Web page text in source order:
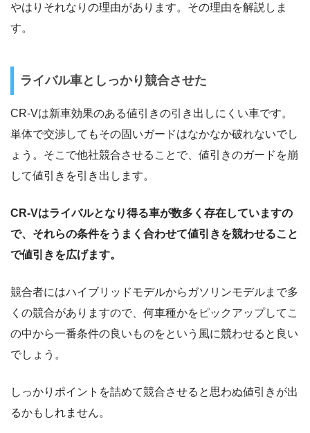
やはりそれなりの理由があります。その理由を解説しま
す。
ライバル車としっかり競合させた
CR-Vは新車効果のある値引きの引き出しにくい車です。
単体で交渉してもその固いガードはなかなか破れないでし
ょう。そこで他社競合させることで、値引きのガードを崩
して値引きを引き出します。
CR-Vはライバルとなり得る車が数多く存在していますの
で、それらの条件をうまく合わせて値引きを競わせること
で値引きを広げます。
競合者にはハイブリッドモデルからガソリンモデルまで多
くの競合がありますので、何車種かをピックアップしてこ
の中から一番条件の良いものをという風に競わせると良い
でしょう。
しっかりポイントを詰めて競合させると思わぬ値引きが出
るかもしれません。